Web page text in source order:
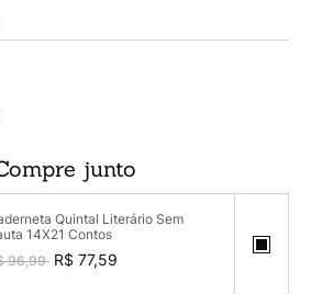
junto
Quintal Literário Sem
14X21 Contos
96,99 R$ 77,59